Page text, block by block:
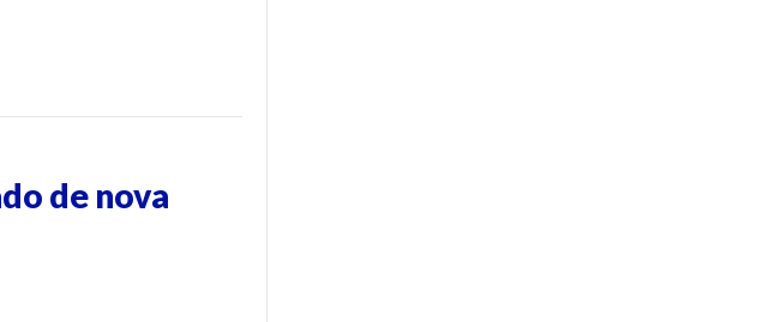
de nova